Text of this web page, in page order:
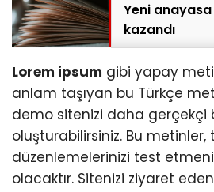
Yeni anayasa
kazandı
Lorem ipsum gibi yapay
anlam taşıyan bu Türkçe
demo sitenizi daha gerçekçi
oluşturabilirsiniz. Bu metinler,
düzenlemelerinizi test
olacaktır. Sitenizi ziyaret eden